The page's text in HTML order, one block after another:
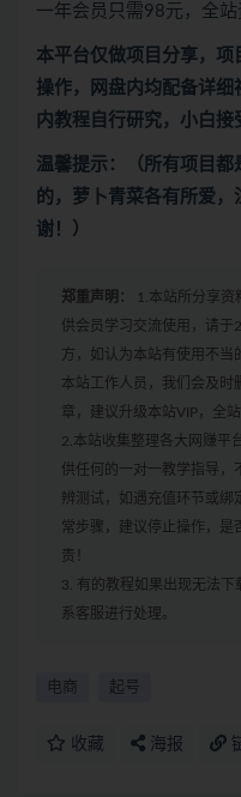
一年会员只需98元，全
本平台仅做项目分享，
操作，网盘内均配备详
内教程自行研究，小白接
温馨提示：（所有项目
的，萝卜青菜各有所爱
谢！）
郑重声明：
1.本站所分享资
供会员学习交流使用，请于
方，如认为本站有使用不当
本站工作人员，我们会及时
章，建议升级本站VIP，全
2.本站收集整理各大网赚平
供任何的一对一教学指导，
辨测试，如遇充值环节或绑
常步骤，建议停止操作，是
责！
3. 有的教程如果出现无法
系客服进行处理。
电商 起号
收藏 海报